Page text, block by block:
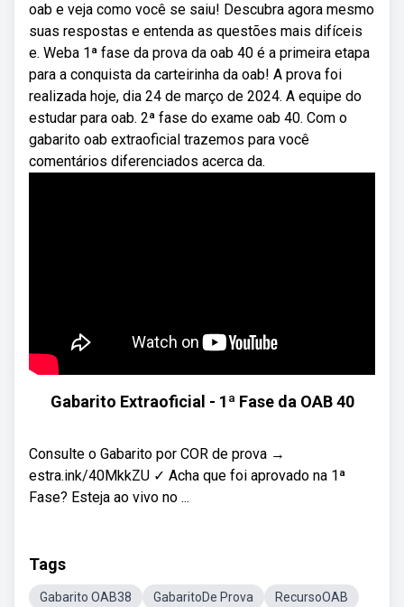
oab e veja como você se saiu! Descubra agora mesmo
suas respostas e entenda as questões mais difíceis
e. Weba 1ª fase da prova da oab 40 é a primeira etapa
para a conquista da carteirinha da oab! A prova foi
realizada hoje, dia 24 de março de 2024. A equipe do
estudar para oab. 2ª fase do exame oab 40. Com o
gabarito oab extraoficial trazemos para você
comentários diferenciados acerca da.
Gabarito Extraoficial - 1ª Fase da OAB 40
Consulte o Gabarito por COR de prova →
estra.ink/40MkkZU ✓ Acha que foi aprovado na 1ª
Fase? Esteja ao vivo no ...
Tags
Gabarito OAB38 GabaritoDe Prova
RecursoOAB